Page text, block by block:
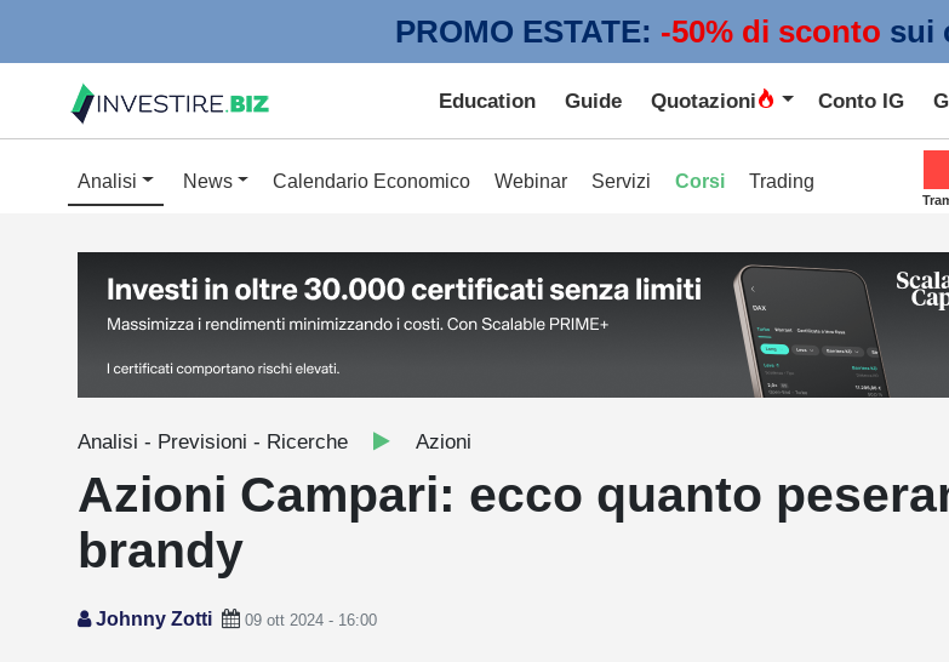
PROMO ESTATE: -50% di sconto sui
Education Guide Quotazioni Conto IG
Analisi News Calendario Economico Webinar Servizi Corsi Trading
Analisi - Previsioni - Ricerche Azioni
Azioni Campari: ecco quanto
brandy
Johnny Zotti 09 ott 2024 - 16:00